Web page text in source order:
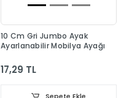
10 Cm Gri Jumbo Ayak
Ayarlanabilir Mobilya Ayağı
17,29 TL